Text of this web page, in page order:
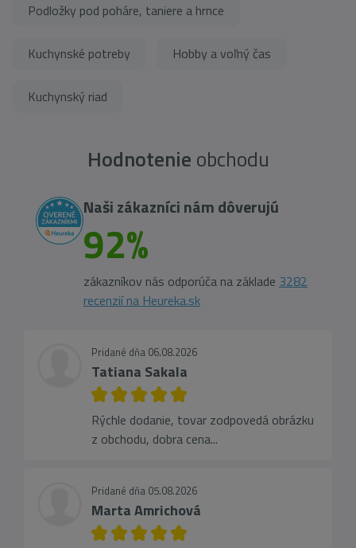
Podložky pod poháre, taniere a hrnce
Kuchynské potreby Hobby a voľný čas
Kuchynský riad
Hodnotenie obchodu
Naši zákazníci nám dôverujú
92%
zákazníkov nás odporúča na základe 3282
recenzií na Heureka.sk
Pridané dňa 06.08.2026
Tatiana Sakala
Rýchle dodanie, tovar zodpovedá obrázku
z obchodu, dobra cena...
Pridané dňa 05.08.2026
Marta Amrichová